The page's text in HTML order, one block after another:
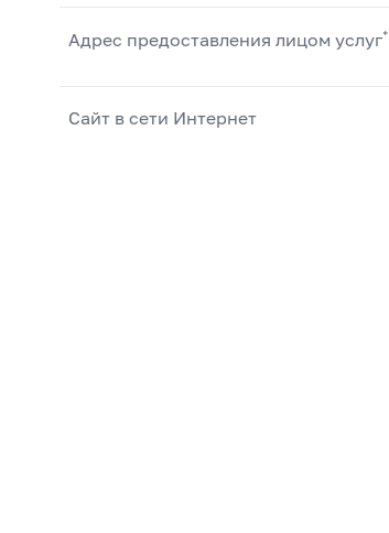
Адрес предоставления лицом услуг*
Сайт в сети Интернет